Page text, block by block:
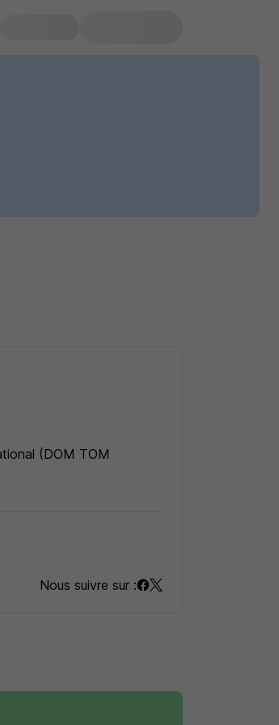
(DOM TOM
diagnostic des
Nous suivre sur :